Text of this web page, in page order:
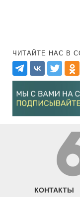
ЧИТАЙТЕ НАС В
КОНТАКТЫ